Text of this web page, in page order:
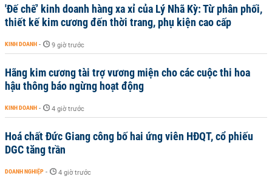
'Đế chế’ kinh doanh hàng xa xỉ của Lý Nhã Kỳ: Từ phân phối,
thiết kế kim cương đến thời trang, phụ kiện cao cấp
KINH DOANH - 9 giờ trước
Hãng kim cương tài trợ vương miện cho các cuộc thi hoa
hậu thông báo ngừng hoạt động
KINH DOANH - 4 giờ trước
Hoá chất Đức Giang công bố hai ứng viên HĐQT, cổ phiếu
DGC tăng trần
DOANH NGHIỆP - 4 giờ trước